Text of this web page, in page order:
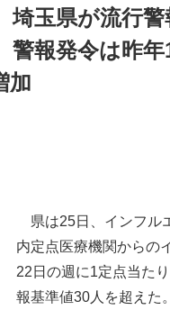
玉県が流行
警報発令は昨
加
県は25日、インフル
内定点医療機関からの
22日の週に1定点当た
報基準値30人を超えた